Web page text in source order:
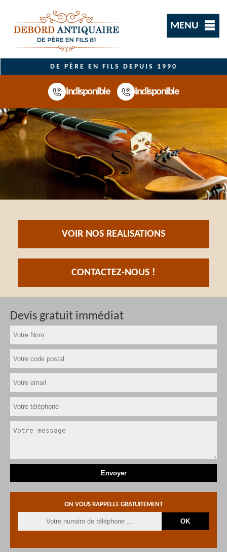
MENU
DE PÈRE EN FILS DEPUIS 1990
indisponible indisponible
VOIR NOS REALISATIONS
CONTACTEZ-NOUS !
Devis gratuit immédiat
ON VOUS RAPPELLE GRATUITEMENT